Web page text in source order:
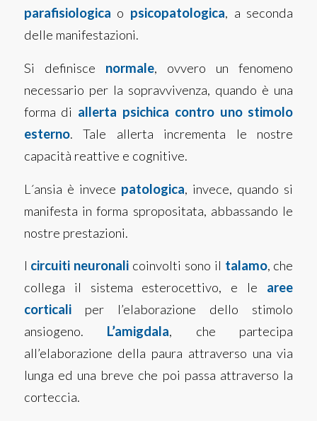
parafisiologica o psicopatologica, a seconda
delle manifestazioni.
Si definisce normale, ovvero un fenomeno
necessario per la sopravvivenza, quando è una
forma di allerta psichica contro uno stimolo
esterno. Tale allerta incrementa le nostre
capacità reattive e cognitive.
L´ansia è invece patologica, invece, quando si
manifesta in forma spropositata, abbassando le
nostre prestazioni.
I circuiti neuronali coinvolti sono il talamo, che
collega il sistema esterocettivo, e le aree
corticali per l’elaborazione dello stimolo
ansiogeno. L’amigdala, che partecipa
all’elaborazione della paura attraverso una via
lunga ed una breve che poi passa attraverso la
corteccia.